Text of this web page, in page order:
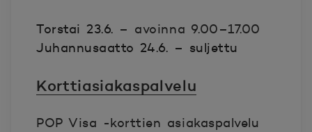
Torstai 23.6. – avoinna 9.00–17.00
Juhannusaatto 24.6. – suljettu
Korttiasiakaspalvelu
POP Visa -korttien asiakaspalvelu